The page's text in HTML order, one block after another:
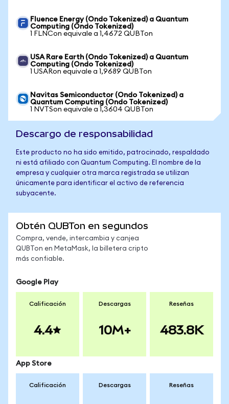
Fluence Energy (Ondo Tokenized) a Quantum
Computing (Ondo Tokenized)
1 FLNCon equivale a 1,4672 QUBTon
USA Rare Earth (Ondo Tokenized) a Quantum
Computing (Ondo Tokenized)
1 USARon equivale a 1,9689 QUBTon
Navitas Semiconductor (Ondo Tokenized) a
Quantum Computing (Ondo Tokenized)
1 NVTSon equivale a 1,3604 QUBTon
Descargo de responsabilidad
Este producto no ha sido emitido, patrocinado, respaldado
ni está afiliado con Quantum Computing. El nombre de la
empresa y cualquier otra marca registrada se utilizan
únicamente para identificar el activo de referencia
subyacente.
Obtén QUBTon en segundos
Compra, vende, intercambia y canjea
QUBTon en MetaMask, la billetera cripto
más confiable.
Google Play
Calificación
4.4
Descargas
10M+
Reseñas
483.8K
App Store
Calificación Descargas Reseñas